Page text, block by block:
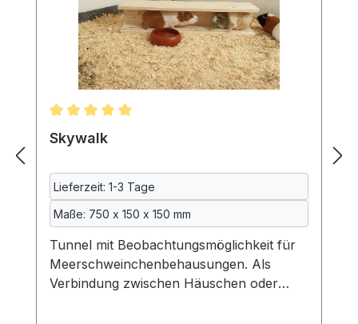
Durchschnittliche Bewertung von 5 von 5 Sternen
Skywalk
Lieferzeit: 1-3 Tage
Maße: 750 x 150 x 150 mm
Tunnel mit Beobachtungsmöglichkeit für
Meerschweinchenbehausungen. Als
Verbindung zwischen Häuschen oder